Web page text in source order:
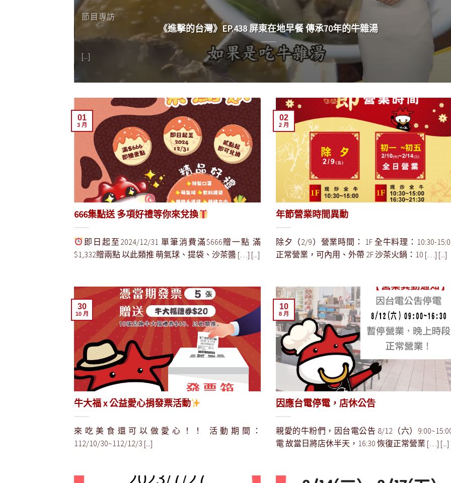
節目專訪
《進擊的台灣》EP.438 屏東在地早餐 傳承70年的牛雜湯
[...]
666集點送 多項好禮等你來兌換
即日起至2024/12/31 單筆消費滿$666贈一點 滿
$1,332贈兩點 以此類推 萌氣球、提袋、沙茶醬 […] [...]
01
3 月
年節營業時間異動
除夕（2/9）營業時間： 1F 全牛料理：10:30-
正常營業，可內用、外帶 2F 沙茶火鍋：10 […] [...]
02
2 月
牛大福 x 公益愛心捐發票活動
來吃美食還可以做愛心！！ 活動期間：
112/10/30~112/12/3 [...]
30
10 月
因應台電停電，店休公告
親愛的牛粉們，因台電公告 8/12（六）
電 故當日將店休半天，16:30 恢復正常營業 […] [...]
10
8 月